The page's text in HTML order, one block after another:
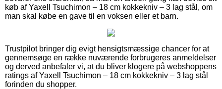
køb af Yaxell Tsuchimon – 18 cm kokkekniv – 3 lag stål, om
man skal købe en gave til en voksen eller et barn.
Trustpilot bringer dig evigt hensigtsmæssige chancer for at
gennemsøge en række nuværende forbrugeres anmeldelser
og derved anbefaler vi, at du bliver klogere på webshoppens
ratings af Yaxell Tsuchimon – 18 cm kokkekniv – 3 lag stål
forinden du shopper.